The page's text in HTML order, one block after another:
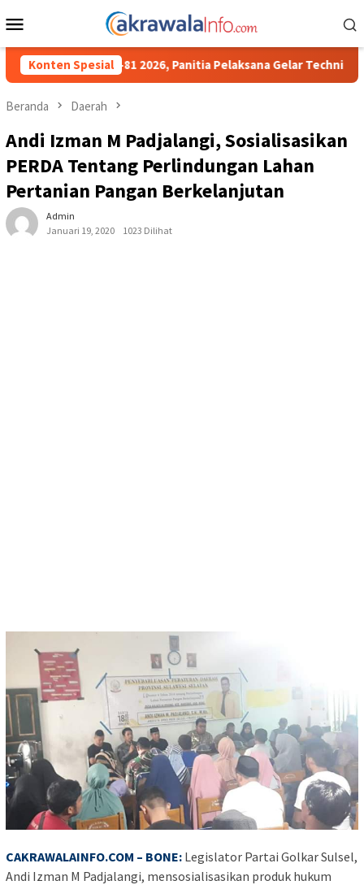
ke
Mobile
Konten Spesial
Panitia Pelaksana Gelar Technical Meeting Pekan Olahraga
Beranda Daerah
Andi Izman M Padjalangi, Sosialisasikan
PERDA Tentang Perlindungan Lahan
Pertanian Pangan Berkelanjutan
Admin
Januari 19, 2020
1023 Dilihat
CAKRAWALAINFO.COM – BONE: Legislator Partai Golkar Sulsel,
Andi Izman M Padjalangi, mensosialisasikan produk hukum